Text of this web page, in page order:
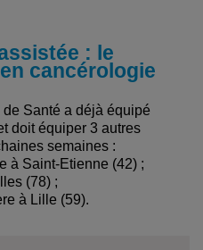
: le
cancérologie
Santé a déjà équipé
doit équiper 3 autres
semaines :
à Saint-Etienne (42) ;
(78) ;
à Lille (59).